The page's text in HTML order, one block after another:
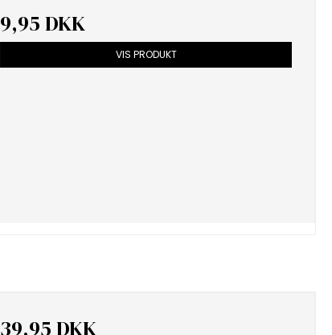
9,95 DKK
VIS PRODUKT
39,95 DKK